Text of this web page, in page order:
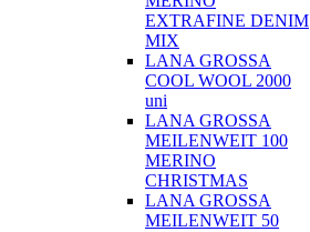
EXTRAFINE DENIM
MIX
LANA GROSSA
COOL WOOL 2000
uni
LANA GROSSA
MEILENWEIT 100
MERINO
CHRISTMAS
LANA GROSSA
MEILENWEIT 50